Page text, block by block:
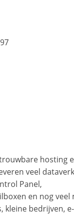
hosting
veel
Panel,
en nog veel
kleine bedrijven, e-